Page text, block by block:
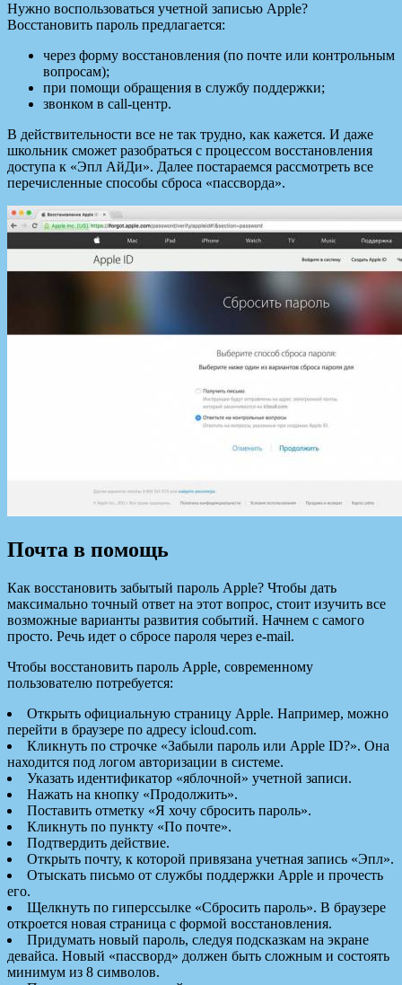
Нужно воспользоваться учетной записью Apple?
Восстановить пароль предлагается:
через форму восстановления (по почте или контрольным
вопросам);
при помощи обращения в службу поддержки;
звонком в call-центр.
В действительности все не так трудно, как кажется. И даже
школьник сможет разобраться с процессом восстановления
доступа к «Эпл АйДи». Далее постараемся рассмотреть все
перечисленные способы сброса «пассворда».
Почта в помощь
Как восстановить забытый пароль Apple? Чтобы дать
максимально точный ответ на этот вопрос, стоит изучить все
возможные варианты развития событий. Начнем с самого
просто. Речь идет о сбросе пароля через e-mail.
Чтобы восстановить пароль Apple, современному
пользователю потребуется:
Открыть официальную страницу Apple. Например, можно
перейти в браузере по адресу icloud.com.
Кликнуть по строчке «Забыли пароль или Apple ID?». Она
находится под логом авторизации в системе.
Указать идентификатор «яблочной» учетной записи.
Нажать на кнопку «Продолжить».
Поставить отметку «Я хочу сбросить пароль».
Кликнуть по пункту «По почте».
Подтвердить действие.
Открыть почту, к которой привязана учетная запись «Эпл».
Отыскать письмо от службы поддержки Apple и прочесть
его.
Щелкнуть по гиперссылке «Сбросить пароль». В браузере
откроется новая страница с формой восстановления.
Придумать новый пароль, следуя подсказкам на экране
девайса. Новый «пассворд» должен быть сложным и состоять
минимум из 8 символов.